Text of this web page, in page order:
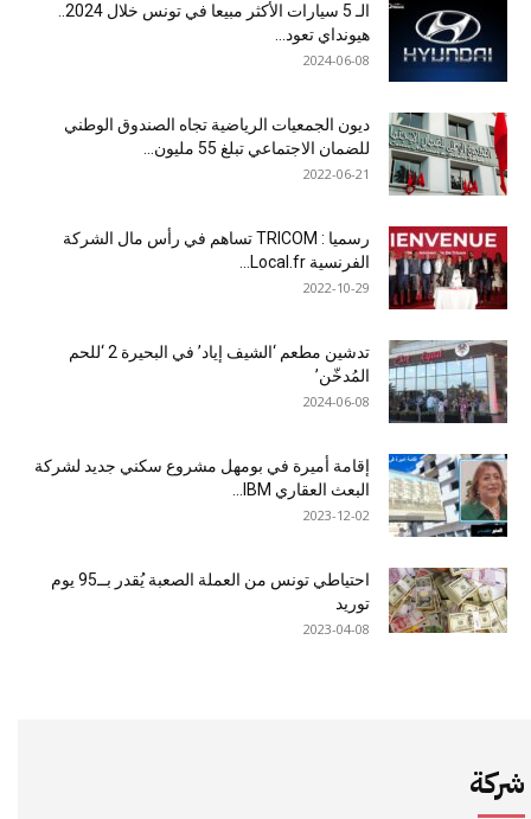
هيونداي تعود...
2024-06-08
ديون الجمعيات الرياضية تجاه الصندوق الوطني
للضمان الاجتماعي تبلغ 55 مليون...
2022-06-21
رسميا : TRICOM تساهم في رأس مال الشركة
الفرنسية Local.fr...
2022-10-29
تدشين مطعم ‘الشيف إياد’ في البحيرة 2 ‘للحم
المُدخّن’
2024-06-08
إقامة أميرة في بومهل مشروع سكني جديد لشركة
البعث العقاري IBM...
2023-12-02
احتياطي تونس من العملة الصعبة يُقدر بــ95 يوم
توريد
2023-04-08
شركة